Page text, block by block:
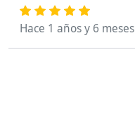
Hace 1 años y 6 meses